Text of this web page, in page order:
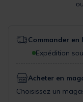
Commander en
Expédition
Acheter en
Choisissez un